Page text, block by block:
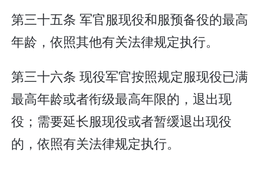
第三十五条 军官服现役和服预备役的最高
年龄，依照其他有关法律规定执行。
第三十六条 现役军官按照规定服现役已满
最高年龄或者衔级最高年限的，退出现
役；需要延长服现役或者暂缓退出现役
的，依照有关法律规定执行。